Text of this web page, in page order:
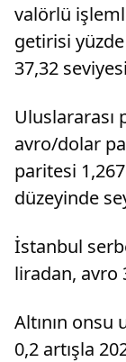
valörlü
getirisi
37,32
Uluslararası
avro/dolar
paritesi
düzeyinde
İstanbul
liradan, avro
Altının onsu
0,2 artışla